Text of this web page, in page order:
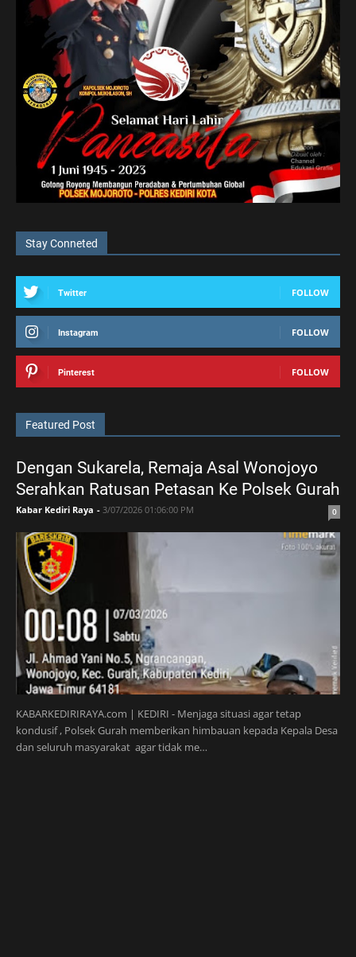
Stay Conneted
Twitter FOLLOW
Instagram FOLLOW
Pinterest FOLLOW
Featured Post
Dengan Sukarela, Remaja Asal Wonojoyo
Serahkan Ratusan Petasan Ke Polsek Gurah
Kabar Kediri Raya - 3/07/2026 01:06:00 PM 0
KABARKEDIRIRAYA.com | KEDIRI - Menjaga situasi agar tetap
kondusif , Polsek Gurah memberikan himbauan kepada Kepala Desa
dan seluruh masyarakat agar tidak me…